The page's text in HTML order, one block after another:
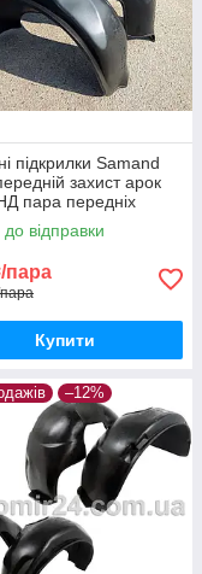
підкрилки Samand
захист арок
пара передніх
до відправки
пара
Купити
–12%